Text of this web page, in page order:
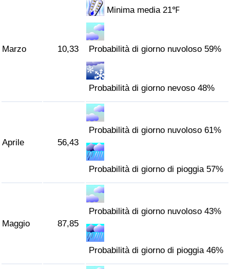
Marzo 10,33
Minima media 21℉
Probabilità di giorno nuvoloso 59%
Probabilità di giorno nevoso 48%
Aprile 56,43
Probabilità di giorno nuvoloso 61%
Probabilità di giorno di pioggia 57%
Maggio 87,85
Probabilità di giorno nuvoloso 43%
Probabilità di giorno di pioggia 46%